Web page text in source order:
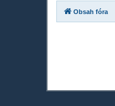
Obsah fóra